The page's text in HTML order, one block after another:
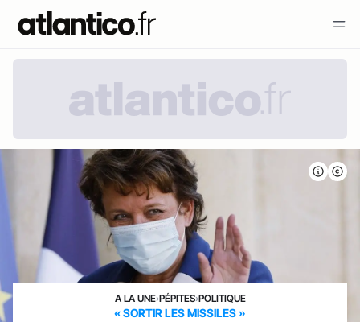
A LA UNE›PÉPITES›POLITIQUE
« SORTIR LES MISSILES »